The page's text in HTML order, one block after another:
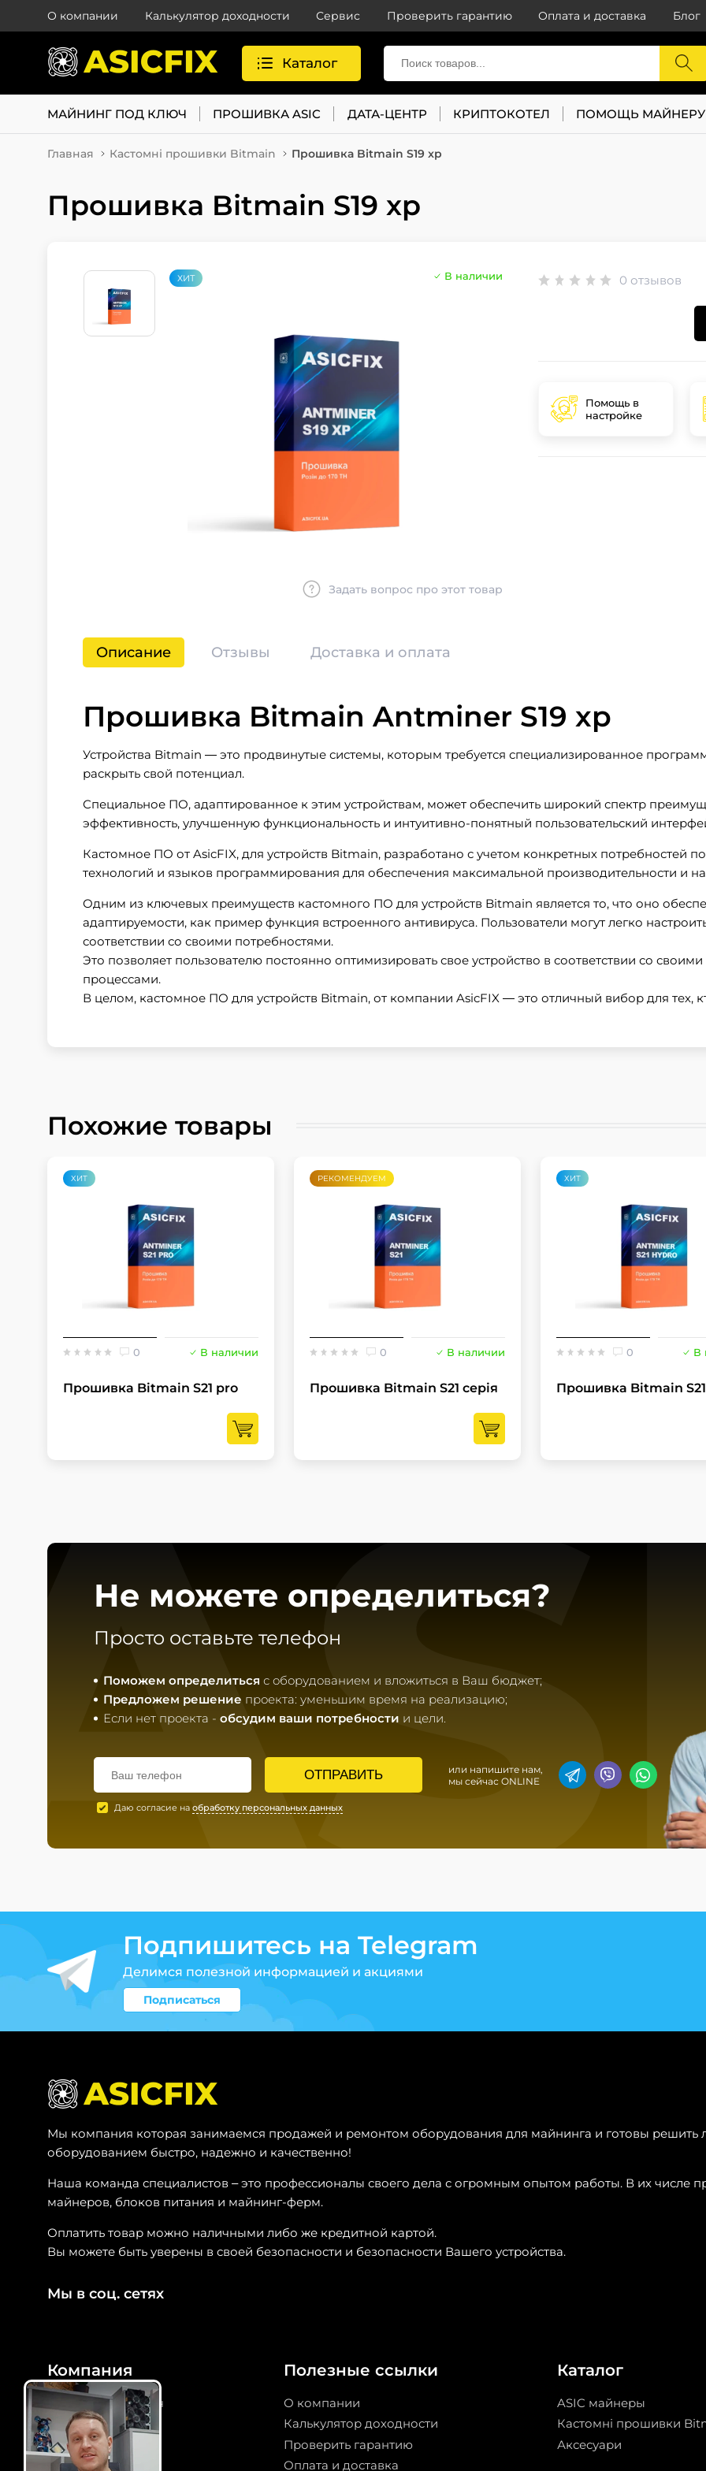
О компании Калькулятор доходности Сервис Проверить гарантию Оплата и доставка Блог
Каталог
МАЙНИНГ ПОД КЛЮЧ ПРОШИВКА ASIC ДАТА-ЦЕНТР КРИПТОКОТЕЛ ПОМОЩЬ МАЙНЕРУ
Главная Кастомні прошивки Bitmain Прошивка Bitmain S19 xp
Прошивка Bitmain S19 xp
ХИТ В наличии
Задать вопрос про этот товар
0 отзывов
Помощь в
настройке
Описание Отзывы Доставка и оплата
Прошивка Bitmain Antminer S19 xp
Устройства Bitmain — это продвинутые системы, которым требуется специализированное
раскрыть свой потенциал.
Специальное ПО, адаптированное к этим устройствам, может обеспечить широкий спектр
эффективность, улучшенную функциональность и интуитивно-понятный пользовательский
Кастомное ПО от AsicFIX, для устройств Bitmain, разработано с учетом конкретных потребностей
технологий и языков программирования для обеспечения максимальной производительности и
Одним из ключевых преимуществ кастомного ПО для устройств Bitmain является то, что оно
адаптируемости, как пример функция встроенного антивируса. Пользователи могут легко
соответствии со своими потребностями.
Это позволяет пользователю постоянно оптимизировать свое устройство в соответствии со
процессами.
В целом, кастомное ПО для устройств Bitmain, от компании AsicFIX — это отличный вибор для тех,
Похожие товары
ХИТ
0 В наличии
Прошивка Bitmain S21 pro
РЕКОМЕНДУЕМ
0 В наличии
Прошивка Bitmain S21 серія
ХИТ
0 В
Прошивка Bitmain
Не можете определиться?
Просто оставьте телефон
Поможем определиться с оборудованием и вложиться в Ваш бюджет;
Предложем решение проекта: уменьшим время на реализацию;
Если нет проекта - обсудим ваши потребности и цели.
ОТПРАВИТЬ
Даю согласие на обработку персональных данных
или напишите нам,
мы сейчас ONLINE
Подпишитесь на Telegram
Делимся полезной информацией и акциями
Подписаться
Мы компания которая занимаемся продажей и ремонтом оборудования для майнинга и готовы
оборудованием быстро, надежно и качественно!
Наша команда специалистов – это профессионалы своего дела с огромным опытом работы. В их числе
майнеров, блоков питания и майнинг-ферм.
Оплатить товар можно наличными либо же кредитной картой.
Вы можете быть уверены в своей безопасности и безопасности Вашего устройства.
Мы в соц. сетях
Компания
Майнинг под ключ
Прошивка ASIC
Дата-центр
Криптокотел
Полезные ссылки
О компании
Калькулятор доходности
Проверить гарантию
Оплата и доставка
Каталог
ASIC майнеры
Кастомні прошивки
Аксесуари